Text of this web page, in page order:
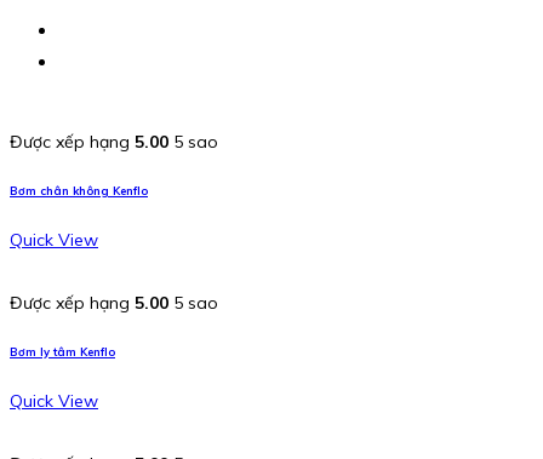
Được xếp hạng 5.00 5 sao
Bơm chân không Kenflo
Quick View
Được xếp hạng 5.00 5 sao
Bơm ly tâm Kenflo
Quick View